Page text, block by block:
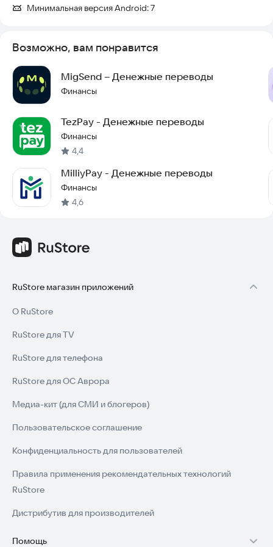
Минимальная версия Android:7
Возможно, вам понравится
MigSend – Денежные переводы
Финансы
TezPay - Денежные переводы
Финансы
4,4
MilliyPay - Денежные переводы
Финансы
4,6
RuStore магазин приложений
О RuStore
RuStore для TV
RuStore для телефона
RuStore для ОС Аврора
Медиа-кит (для СМИ и блогеров)
Пользовательское соглашение
Конфиденциальность для пользователей
Правила применения рекомендательных технологий
RuStore
Дистрибутив для производителей
Помощь